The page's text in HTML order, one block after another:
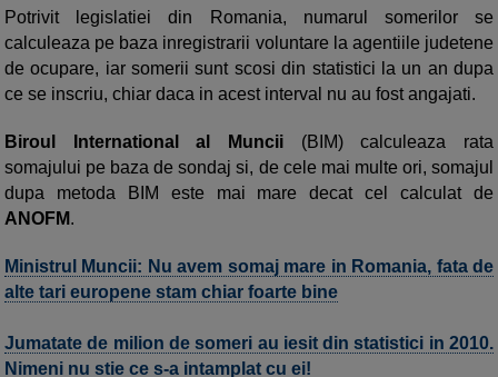
Potrivit legislatiei din Romania, numarul somerilor se
calculeaza pe baza inregistrarii voluntare la agentiile judetene
de ocupare, iar somerii sunt scosi din statistici la un an dupa
ce se inscriu, chiar daca in acest interval nu au fost angajati.
Biroul International al Muncii (BIM) calculeaza rata
somajului pe baza de sondaj si, de cele mai multe ori, somajul
dupa metoda BIM este mai mare decat cel calculat de
ANOFM.
Ministrul Muncii: Nu avem somaj mare in Romania, fata de
alte tari europene stam chiar foarte bine
Jumatate de milion de someri au iesit din statistici in 2010.
Nimeni nu stie ce s-a intamplat cu ei!